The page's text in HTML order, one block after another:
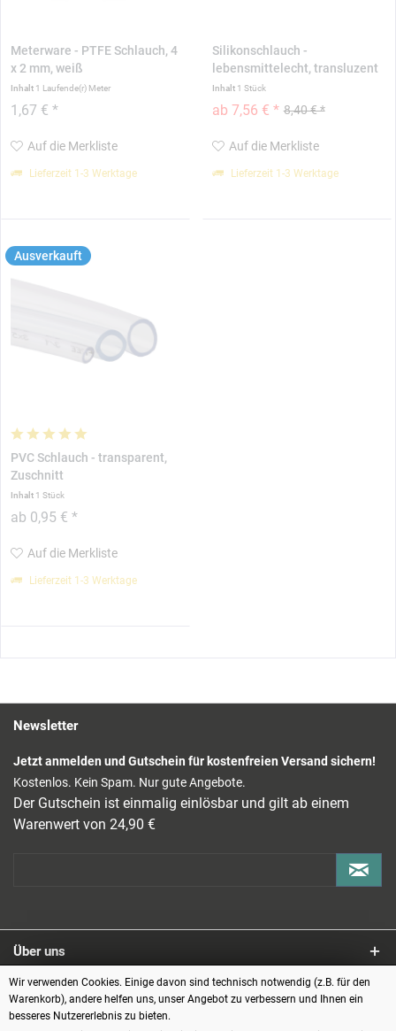
Meterware - PTFE Schlauch, 4
x 2 mm, weiß
Inhalt 1 Laufende(r) Meter
1,67 € *
Auf die Merkliste
Lieferzeit 1-3 Werktage
Silikonschlauch -
lebensmittelecht, transluzent
Inhalt 1 Stück
8,40 € *
ab 7,56 € *
Auf die Merkliste
Lieferzeit 1-3 Werktage
Ausverkauft
PVC Schlauch - transparent,
Zuschnitt
Inhalt 1 Stück
ab 0,95 € *
Auf die Merkliste
Lieferzeit 1-3 Werktage
Newsletter
Jetzt anmelden und Gutschein für kostenfreien Versand sichern!
Kostenlos. Kein Spam. Nur gute Angebote.
Der Gutschein ist einmalig einlösbar und gilt ab einem
Warenwert von 24,90 €
Über uns
Service
Wir verwenden Cookies. Einige davon sind technisch notwendig (z.B. für den
Warenkorb), andere helfen uns, unser Angebot zu verbessern und Ihnen ein
besseres Nutzererlebnis zu bieten.